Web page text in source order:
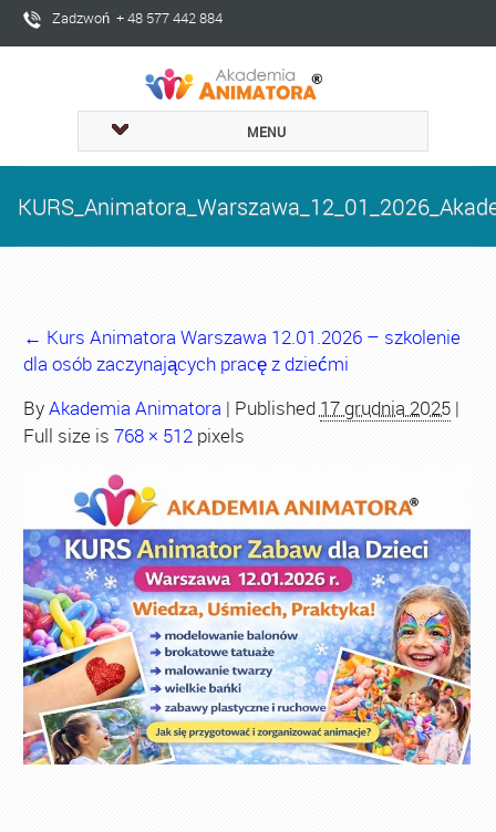
Zadzwoń + 48 577 442 884
MENU
← Kurs Animatora Warszawa 12.01.2026 – szkolenie
dla osób zaczynających pracę z dziećmi
ByAkademia Animatora | Published 17 grudnia 2025|
Full size is 768 × 512pixels